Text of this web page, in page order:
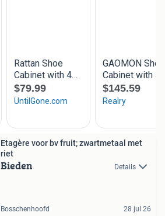
Etagère voor bv fruit; zwartmetaal met
riet
Bieden Details
Bosschenhoofd 28 jul 26